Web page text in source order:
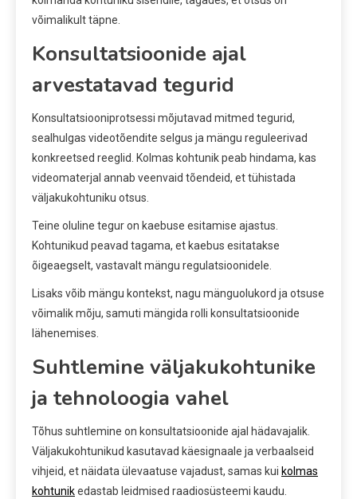
võimalikult täpne.
Konsultatsioonide ajal
arvestatavad tegurid
Konsultatsiooniprotsessi mõjutavad mitmed tegurid,
sealhulgas videotõendite selgus ja mängu reguleerivad
konkreetsed reeglid. Kolmas kohtunik peab hindama, kas
videomaterjal annab veenvaid tõendeid, et tühistada
väljakukohtuniku otsus.
Teine oluline tegur on kaebuse esitamise ajastus.
Kohtunikud peavad tagama, et kaebus esitatakse
õigeaegselt, vastavalt mängu regulatsioonidele.
Lisaks võib mängu kontekst, nagu mänguolukord ja otsuse
võimalik mõju, samuti mängida rolli konsultatsioonide
lähenemises.
Suhtlemine väljakukohtunike
ja tehnoloogia vahel
Tõhus suhtlemine on konsultatsioonide ajal hädavajalik.
Väljakukohtunikud kasutavad käesignaale ja verbaalseid
vihjeid, et näidata ülevaatuse vajadust, samas kui kolmas
kohtunikedastab leidmised raadiosüsteemi kaudu.